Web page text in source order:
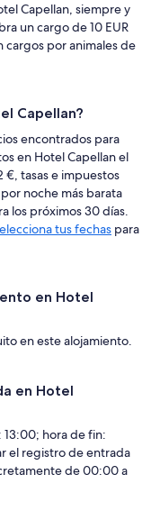
Capellan, siempre y
un cargo de 10 EUR
cargos por animales de
Capellan?
encontrados para
en Hotel Capellan el
€, tasas e impuestos
noche más barata
los próximos 30 días.
tus fechas para
en Hotel
en este alojamiento.
en Hotel
hora de fin:
el registro de entrada
de 00:00 a